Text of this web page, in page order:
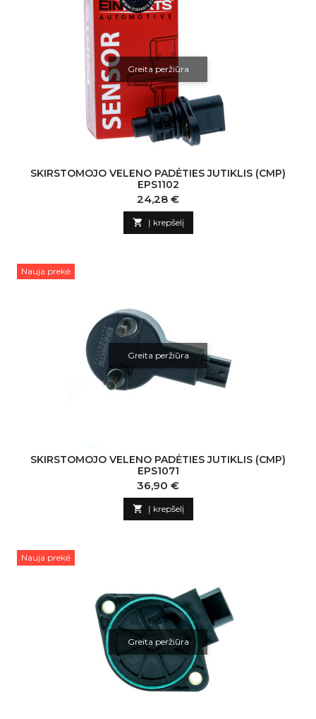
Greita peržiūra
SKIRSTOMOJO VELENO PADĖTIES JUTIKLIS (CMP)
EPS1102
Kaina
24,28 €
 Į krepšelį
Nauja prekė
Greita peržiūra
SKIRSTOMOJO VELENO PADĖTIES JUTIKLIS (CMP)
EPS1071
Kaina
36,90 €
 Į krepšelį
Nauja prekė
Greita peržiūra